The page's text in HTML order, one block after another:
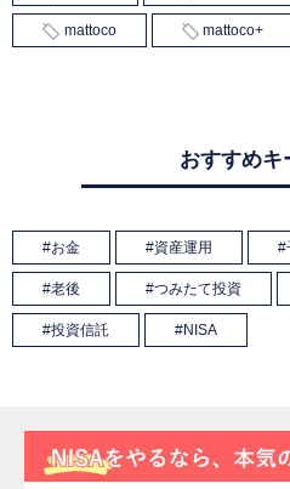
mattoco mattoco+
おすすめキ
お金 資産運用
老後 つみたて投資
投資信託 NISA